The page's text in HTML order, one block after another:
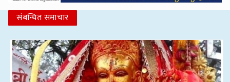
संबन्धित समाचार